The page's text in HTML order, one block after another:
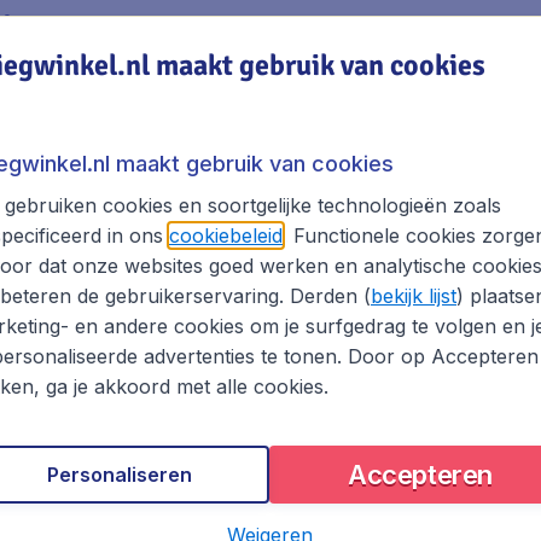
incheckbalie overslaan? Check dan online in via jouw
kan op een aantal bestemmingen. Controleer ruim voor
je bestemming, tot een uur voor vertrek aan de
Ook hiervoor heb je jouw e-ticketnummer of
ruimbagage af te geven bij een bagageafgiftepunt op
meeste luchthavens kun je jouw bagage afgeven op de
Air
maakt gebruik van cookies
maakt gebruik van cookies
gebruiken cookies en soortgelijke technologieën zoals
in ons cookiebeleid. Functionele cookies
dat onze websites goed werken en analytische cookies
de gebruikerservaring. Derden (bekijk lijst)
en andere cookies om je surfgedrag te volgen en
advertenties te tonen. Door op
ga je akkoord met alle cookies.
Accepteren
Personaliseren
Weigeren